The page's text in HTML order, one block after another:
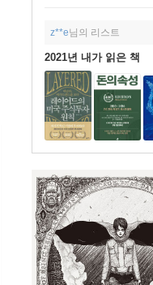
z**e님의 리스트
2021년 내가 읽은 책